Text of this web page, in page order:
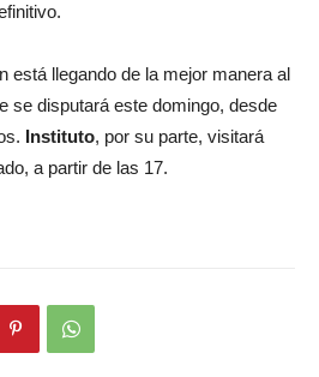
está llegando de la mejor manera al
se disputará este domingo, desde
Instituto, por su parte, visitará
a partir de las 17.